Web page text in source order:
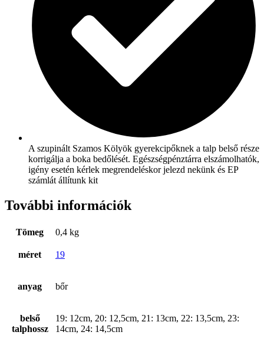
A szupinált Szamos Kölyök gyerekcipőknek a talp belső része
korrigálja a boka bedőlését. Egészségpénztárra elszámolhatók,
igény esetén kérlek megrendeléskor jelezd nekünk és EP
számlát állítunk kit
További információk
Tömeg 0,4 kg
méret 19
anyag bőr
belső
talphossz
19: 12cm, 20: 12,5cm, 21: 13cm, 22: 13,5cm, 23:
14cm, 24: 14,5cm